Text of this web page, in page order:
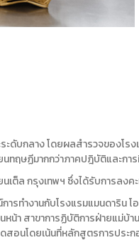
บกลาง โดยผลสำรวจของโร
ทฤษฏีมากกว่าภาคปฎิบัติและก
เต็ล กรุงเทพฯ ซึ่งได้รับการลง
ำงานกับโรงแรมแมนดาริน โ
สาขาการฏิบัติการฝ่ายแม่บ้า
อนโดยเน้นที่หลักสูตรการประ